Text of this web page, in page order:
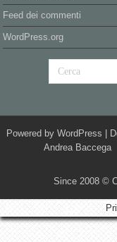
Feed dei commenti
WordPress.org
Powered by WordPress |
Andrea Baccega
Since 2008 ©